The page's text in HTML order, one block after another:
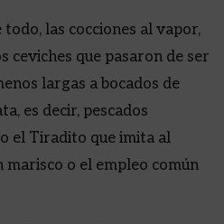
las cocciones al vapor,
ceviches que pasaron de ser
largas a bocados de
es decir, pescados
el Tiradito que imita al
marisco o el empleo común